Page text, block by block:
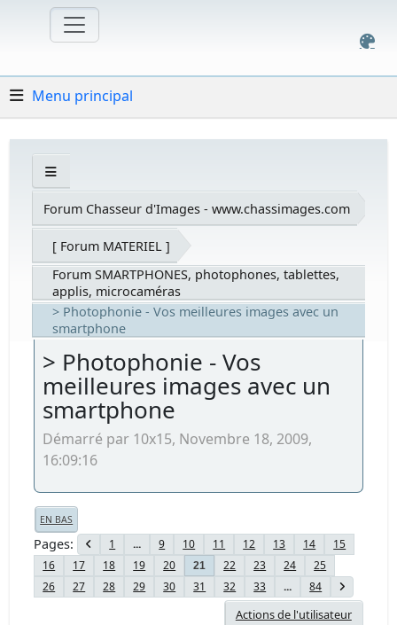
Menu principal
Forum Chasseur d'Images - www.chassimages.com
[ Forum MATERIEL ]
Forum SMARTPHONES, photophones, tablettes,
applis, microcaméras
> Photophonie - Vos meilleures images avec un
smartphone
> Photophonie - Vos
meilleures images avec un
smartphone
Démarré par 10x15, Novembre 18, 2009,
16:09:16
EN BAS
Pages 1 ... 9 10 11 12 13 14
15
16
17 18 19 20 21 22 23 24
25
26
27 28 29 30 31 32 33 ... 84
Actions de l'utilisateur